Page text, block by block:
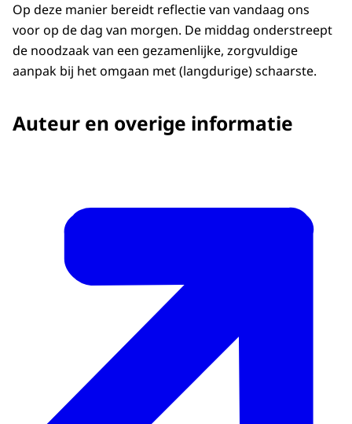
Op deze manier bereidt reflectie van vandaag ons
voor op de dag van morgen. De middag onderstreept
de noodzaak van een gezamenlijke, zorgvuldige
aanpak bij het omgaan met (langdurige) schaarste.
Auteur en overige informatie